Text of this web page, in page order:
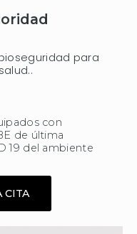
para
con
de última
19 del ambiente
CITA